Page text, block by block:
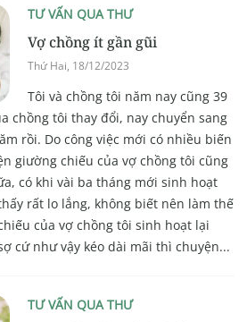
TƯ VẤN QUA THƯ
Vợ chồng ít gần gũi
Thứ Hai, 18/12/2023
Tôi và chồng tôi năm nay cũng 39
chồng tôi thay đổi, nay chuyển sang
rồi. Do công việc mới có nhiều biến
giường chiếu của vợ chồng tôi cũng
có khi vài ba tháng mới sinh hoạt
rất lo lắng, không biết nên làm thế
của vợ chồng tôi sinh hoạt lại
cứ như vậy kéo dài mãi thì chuyện...
TƯ VẤN QUA THƯ